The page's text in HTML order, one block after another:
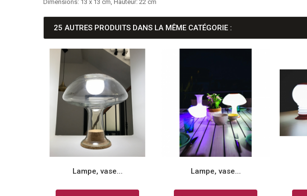
Dimensions: 13 x 13 cm, Hauteur: 22 cm
25 AUTRES PRODUITS DANS LA MÊME CATÉGORIE :
Lampe, vase... Lampe, vase...